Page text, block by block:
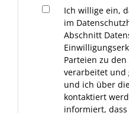
Ich willige ein,
im
Abschnitt
Parteien zu
verarbeitet und
und ich über
kontaktiert
informiert,